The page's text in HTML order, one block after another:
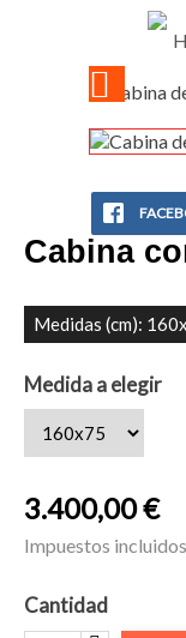

Cabina
Medidas (cm):
Medida a elegir
3.400,00 €
Impuestos incluidos
Cantidad